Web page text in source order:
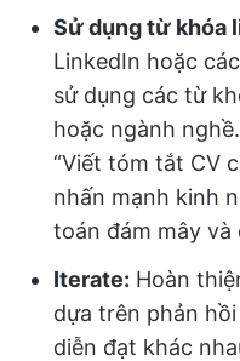
Sử dụng từ khóa
LinkedIn hoặc
sử dụng các từ
hoặc ngành
“Viết tóm tắt CV
nhấn mạnh kinh
toán đám mây và
Iterate: Hoàn
dựa trên phản
diễn đạt khác